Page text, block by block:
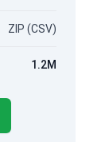
ZIP (CSV)
1.2M